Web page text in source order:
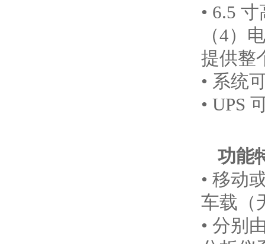
• 6.5
（4）
提供整
• 系统
• UPS
功能
• 移动
车载（
• 分别